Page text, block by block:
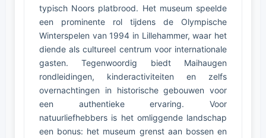
typisch Noors platbrood. Het museum speelde
een prominente rol tijdens de Olympische
Winterspelen van 1994 in Lillehammer, waar het
diende als cultureel centrum voor internationale
gasten. Tegenwoordig biedt Maihaugen
rondleidingen, kinderactiviteiten en zelfs
overnachtingen in historische gebouwen voor
een authentieke ervaring. Voor
natuurliefhebbers is het omliggende landschap
een bonus: het museum grenst aan bossen en